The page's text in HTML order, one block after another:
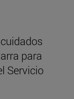
para
Servicio